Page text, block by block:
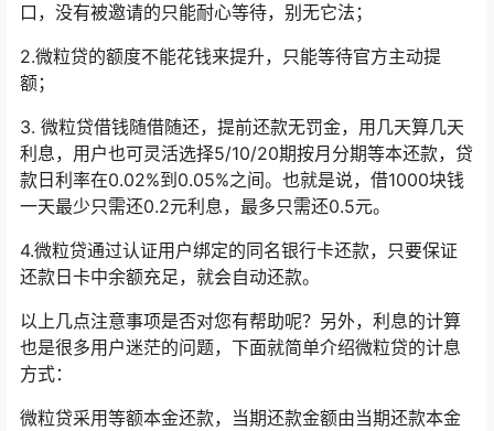
口，没有被邀请的只能耐心等待，别无它法；
2.微粒贷的额度不能花钱来提升，只能等待官方主动提
额；
3. 微粒贷借钱随借随还，提前还款无罚金，用几天算几天
利息，用户也可灵活选择5/10/20期按月分期等本还款，贷
款日利率在0.02%到0.05%之间。也就是说，借1000块钱
一天最少只需还0.2元利息，最多只需还0.5元。
4.微粒贷通过认证用户绑定的同名银行卡还款，只要保证
还款日卡中余额充足，就会自动还款。
以上几点注意事项是否对您有帮助呢？另外，利息的计算
也是很多用户迷茫的问题，下面就简单介绍微粒贷的计息
方式：
微粒贷采用等额本金还款，当期还款金额由当期还款本金